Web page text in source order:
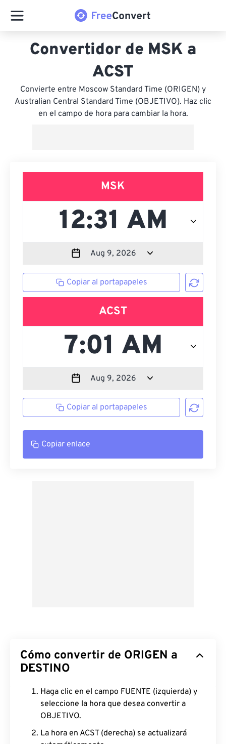
Convertidor de MSK a
ACST
Convierte entre Moscow Standard Time (ORIGEN) y
Australian Central Standard Time (OBJETIVO). Haz clic
en el campo de hora para cambiar la hora.
MSK
Copiar al portapapeles
ACST
Copiar al portapapeles
Copiar enlace
Cómo convertir de ORIGEN a
DESTINO
Haga clic en el campo FUENTE (izquierda) y
seleccione la hora que desea convertir a
OBJETIVO.
La hora en ACST (derecha) se actualizará